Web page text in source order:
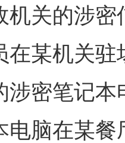
机关的涉
在某机关
涉密笔记
电脑在某